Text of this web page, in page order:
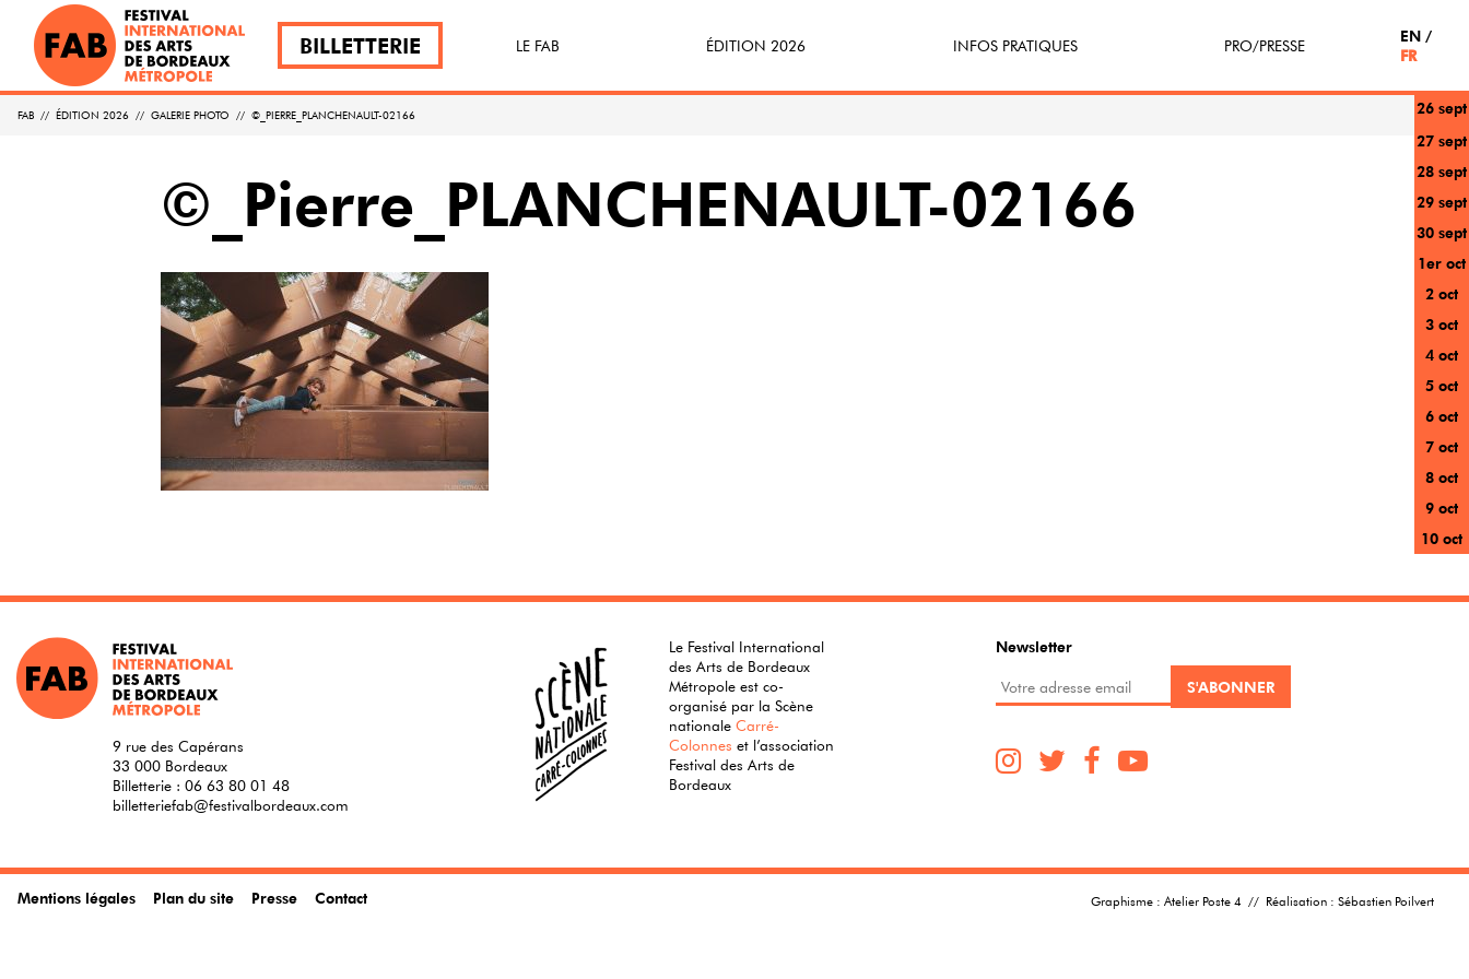
BILLETTERIE LE FAB
FABécoresponsable
ÉDITION 2026 INFOS PRATIQUES
Participe(z)
PRO/PRESSE
EN
FR
FAB // ÉDITION 2026 // GALERIE PHOTO // ©_PIERRE_PLANCHENAULT-02166
26 sept
27 sept
28 sept
29 sept
30 sept
1er oct
2 oct
3 oct
4 oct
5 oct
6 oct
7 oct
8 oct
9 oct
10 oct
©_Pierre_PLANCHENAULT-02166
9 rue des Capérans
33 000 Bordeaux
Billetterie : 06 63 80 01 48
billetteriefab@festivalbordeaux.com
Le Festival International
des Arts de Bordeaux
Métropole est co-
organisé par la Scène
nationaleCarré-
Colonnes et l’association
Festival des Arts de
Bordeaux
Newsletter
Mentions légales Plan du site Presse Contact Graphisme : Atelier Poste 4 // Réalisation : Sébastien Poilvert